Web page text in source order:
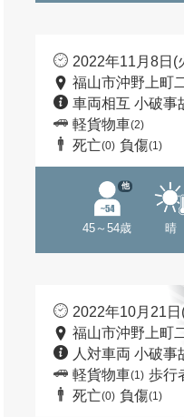
2022年11月8日(
福山市沖野上町
車両相互 小破事
軽貨物車(2)
死亡(0) 負傷(1)
45～54歳
他
晴
2022年10月21
福山市沖野上町
人対車両 小破事
軽貨物車(1) 歩行
死亡(0) 負傷(1)